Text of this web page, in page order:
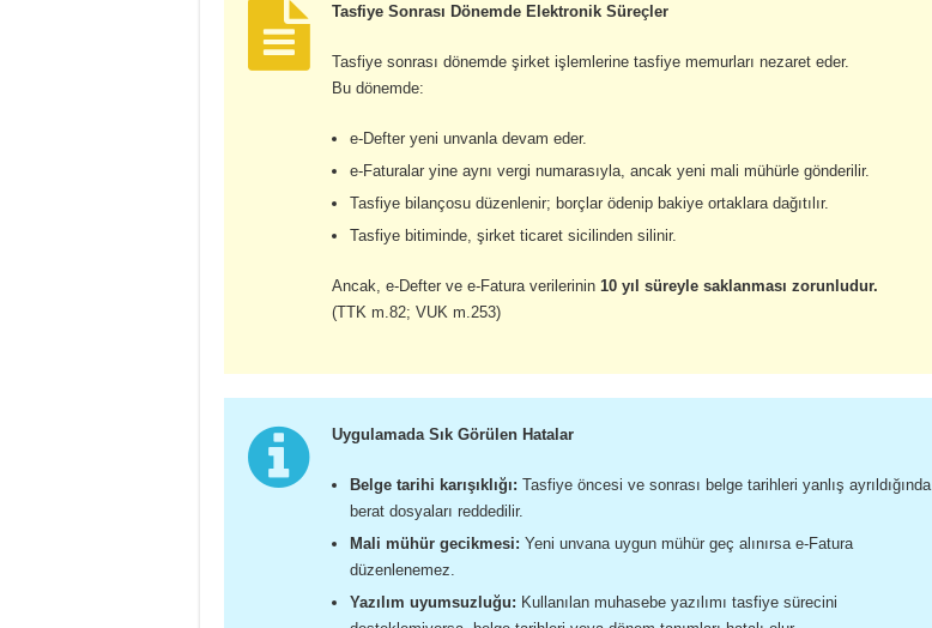
Tasfiye Sonrası Dönemde Elektronik Süreçler
Tasfiye sonrası dönemde şirket işlemlerine tasfiye memurları nezaret eder.
Bu dönemde:
e-Defter yeni unvanla devam eder.
e-Faturalar yine aynı vergi numarasıyla, ancak yeni mali mühürle gönderilir.
Tasfiye bilançosu düzenlenir; borçlar ödenip bakiye ortaklara dağıtılır.
Tasfiye bitiminde, şirket ticaret sicilinden silinir.
Ancak, e-Defter ve e-Fatura verilerinin 10 yıl süreyle saklanması zorunludur.
(TTK m.82; VUK m.253)
Uygulamada Sık Görülen Hatalar
Belge tarihi karışıklığı: Tasfiye öncesi ve sonrası belge tarihleri yanlış ayrıldığında
berat dosyaları reddedilir.
Mali mühür gecikmesi: Yeni unvana uygun mühür geç alınırsa e-Fatura
düzenlenemez.
Yazılım uyumsuzluğu: Kullanılan muhasebe yazılımı tasfiye sürecini